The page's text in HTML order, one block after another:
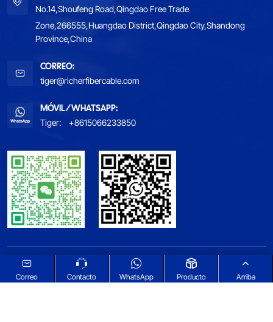
No.14,Shoufeng Road,Qingdao Free Trade
Zone,266555,Huangdao District,Qingdao City,Shandong
Province,China
CORREO:
tiger@richerfibercable.com
MÓVIL/WHATSAPP:
Tiger:
+8615066233850
CONSULTE NUESTRA POLÍTICA DE PRIVACIDAD
MAPA DEL SITIO
Select Language▼
Correo Contacto WhatsApp Producto Arriba